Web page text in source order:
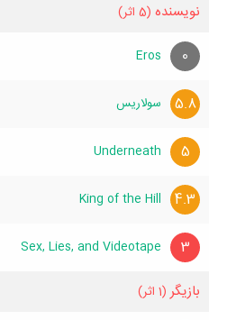
نویسنده (5 اثر)
0
Eros
5.8 سولاریس
5
Underneath
4.3
King of the Hill
3
Sex, Lies, and Videotape
بازیگر(1 اثر)